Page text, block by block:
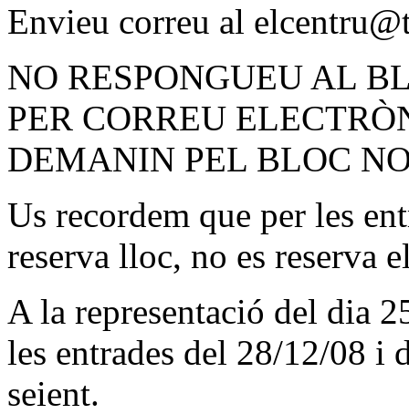
Envieu correu al
NO RESPONGUEU AL
PER CORREU
DEMANIN PEL BLOC
Us recordem que per les
reserva lloc, no es reserva
A la representació del dia
les entrades del 28/12/08 i
seient.